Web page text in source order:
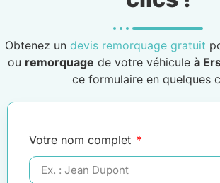
Obtenez un devis remorquage gratuit
ou remorquage de votre véhicule à
ce formulaire en quelques
Votre nom complet